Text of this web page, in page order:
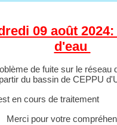
09 août
d'eau
de fuite sur le réseau
du bassin de CEPPU
en cours de traitement
votre